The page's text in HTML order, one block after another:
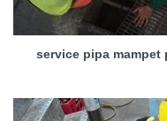
service pipa mampet